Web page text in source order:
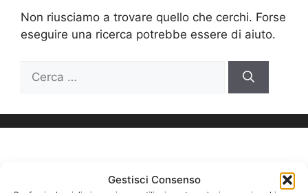
Gestisci Consenso
Non riusciamo a trovare quello che cerchi. Forse
eseguire una ricerca potrebbe essere di aiuto.
per: